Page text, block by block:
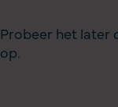
Probeer het later
op.